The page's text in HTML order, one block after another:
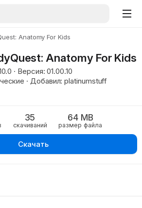
Anatomy For Kids
Anatomy For Kids
· Версия: 01.00.10
· Добавил: platinumstuff
35
скачиваний
64 MB
размер файла
Скачать